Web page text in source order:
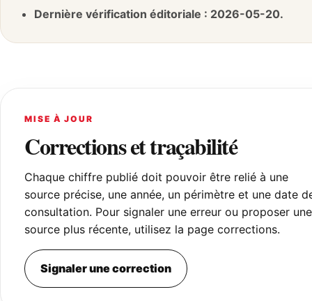
Dernière vérification éditoriale : 2026-05-20.
MISE À JOUR
Corrections et traçabilité
Chaque chiffre publié doit pouvoir être relié à une
source précise, une année, un périmètre et une date
consultation. Pour signaler une erreur ou proposer une
source plus récente, utilisez la page corrections.
Signaler une correction